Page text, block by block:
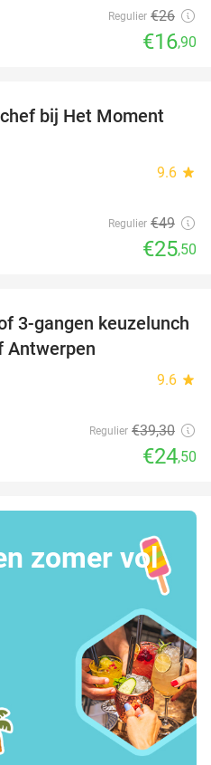
Regulier €26
€16,90
48%
bij Het Moment
9.6 star
Regulier €49
€25,50
38%
3-gangen keuzelunch
Antwerpen
9.6 star
Regulier €39,30
€24,50
zomer vol